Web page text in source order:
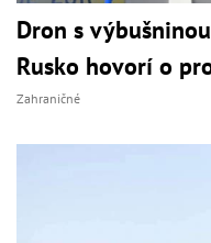
Dron s
Rusko hovorí o
Zahraničné